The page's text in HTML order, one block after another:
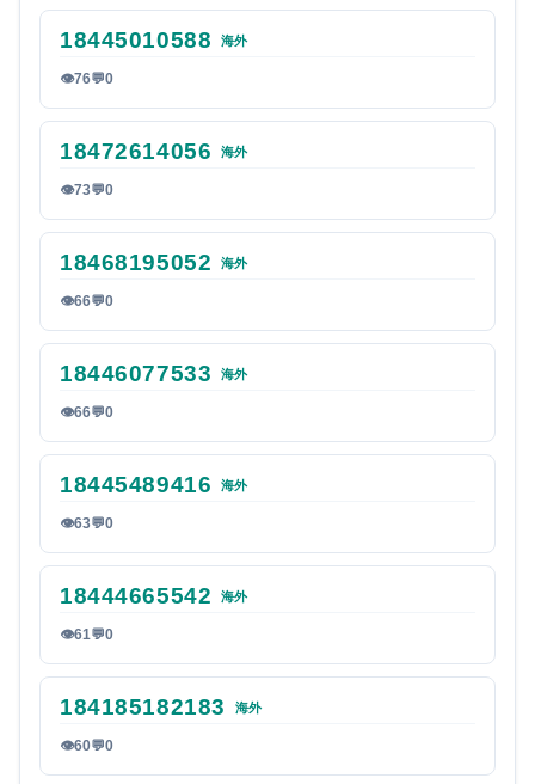
18445010588 海外
👁76💬0
18472614056 海外
👁73💬0
18468195052 海外
👁66💬0
18446077533 海外
👁66💬0
18445489416 海外
👁63💬0
18444665542 海外
👁61💬0
184185182183 海外
👁60💬0